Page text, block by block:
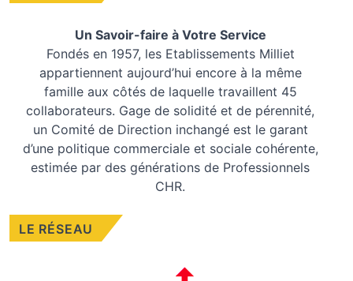
Un Savoir-faire à Votre Service
Fondés en 1957, les Etablissements Milliet
appartiennent aujourd’hui encore à la même
famille aux côtés de laquelle travaillent 45
collaborateurs. Gage de solidité et de pérennité,
un Comité de Direction inchangé est le garant
d’une politique commerciale et sociale cohérente,
estimée par des générations de Professionnels
CHR.
LE RÉSEAU